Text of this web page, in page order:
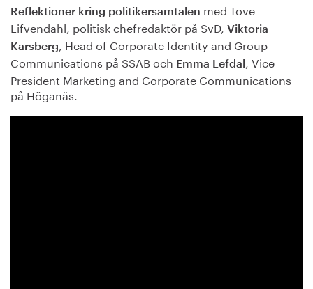
Reflektioner kring politikersamtalen med Tove
Lifvendahl, politisk chefredaktör på SvD, Viktoria
Karsberg, Head of Corporate Identity and Group
Communications på SSAB och Emma Lefdal , Vice
President Marketing and Corporate Communications
på Höganäs.